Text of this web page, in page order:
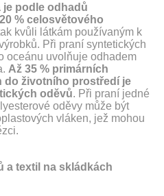
podle odhadů
% celosvětového
kvůli látkám používaným k
Při praní syntetických
oceánu uvolňuje odhadem
Až 35 % primárních
životního prostředí je
oděvů. Při praní jedné
oděvy může být
vláken, jež mohou
a textil na skládkách